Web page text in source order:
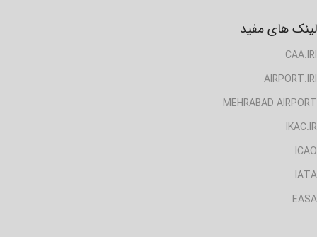
لینک های مفید
CAA.IRI
AIRPORT.IRI
MEHRABAD AIRPORT
IKAC.IR
ICAO
IATA
EASA